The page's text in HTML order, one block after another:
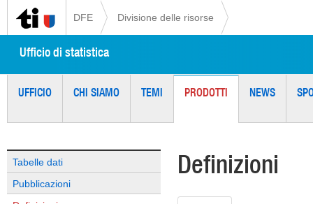
DFE Divisione delle risorse
Ufficio di statistica
UFFICIO CHI SIAMO TEMI PRODOTTI NEWS
Tabelle dati
Pubblicazioni
Definizioni